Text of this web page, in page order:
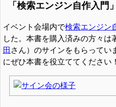
「検索エンジン自作入門
イベント会場内で検索エンジン
した。本書を購入済みの方々は
田 さん）のサインをもらってい
にぜひ本書を役立ててください！